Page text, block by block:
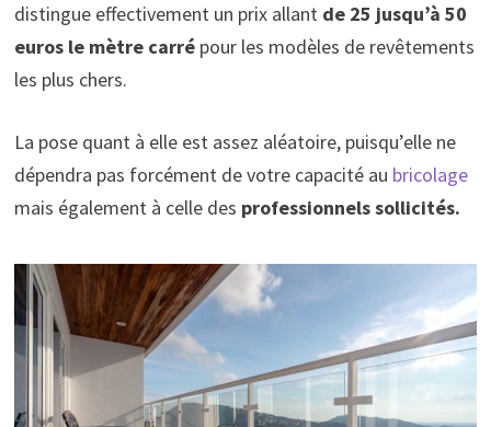
distingue effectivement un prix allant de 25 jusqu’à 50
euros le mètre carré pour les modèles de revêtements
les plus chers.
La pose quant à elle est assez aléatoire, puisqu’elle ne
dépendra pas forcément de votre capacité au bricolage
mais également à celle des professionnels sollicités.